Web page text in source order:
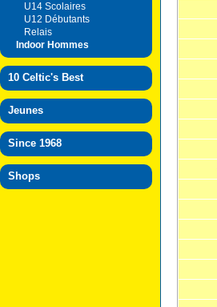
U14 Scolaires
U12 Débutants
Relais
Indoor Hommes
10 Celtic's Best
Jeunes
Since 1968
Shops